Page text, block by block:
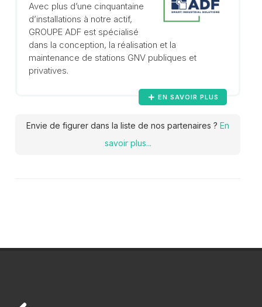
Avec plus d’une cinquantaine
d’installations à notre actif,
GROUPE ADF est spécialisé
dans la conception, la réalisation et la
maintenance de stations GNV publiques et
privatives.
EN SAVOIR PLUS
Envie de figurer dans la liste de nos partenaires ?En
savoir plus...